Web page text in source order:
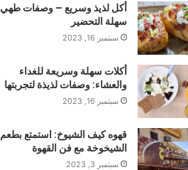
أكل لذيذ وسريع – وصفات طهي
سهلة التحضير
سبتمبر 16, 2023
أكلات سهلة وسريعة للغداء
والعشاء: وصفات لذيذة لتجربتها
سبتمبر 16, 2023
قهوه كيف الشيوخ: استمتع بطعم
الشيخوخة مع فن القهوة
سبتمبر 3, 2023